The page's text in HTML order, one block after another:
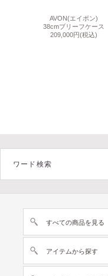
AVON(エイボン)
38cmブリーフケース
209,000円(税込)
すべての商品を見る
アイテムから探す